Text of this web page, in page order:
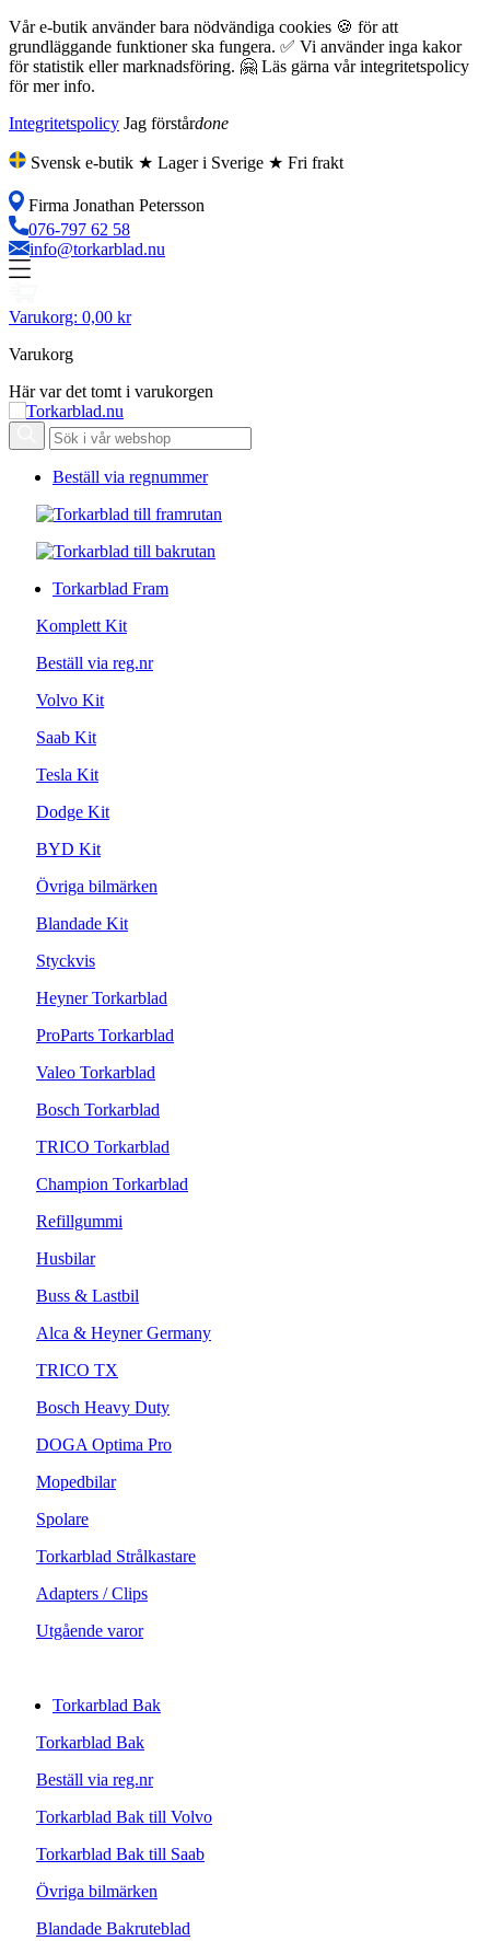
Vår e-butik använder bara nödvändiga cookies 🍪 för att
grundläggande funktioner ska fungera. ✅ Vi använder inga kakor
för statistik eller marknadsföring. 🤗 Läs gärna vår integritetspolicy
för mer info.
Integritetspolicy Jag förstårdone
Svensk e-butik ★ Lager i Sverige ★ Fri frakt
Firma Jonathan Petersson
076-797 62 58
info@torkarblad.nu
Varukorg: 0,00 kr
Varukorg
Här var det tomt i varukorgen
Beställ via regnummer
Torkarblad Fram
Komplett Kit
Beställ via reg.nr
Volvo Kit
Saab Kit
Tesla Kit
Dodge Kit
BYD Kit
Övriga bilmärken
Blandade Kit
Styckvis
Heyner Torkarblad
ProParts Torkarblad
Valeo Torkarblad
Bosch Torkarblad
TRICO Torkarblad
Champion Torkarblad
Refillgummi
Husbilar
Buss & Lastbil
Alca & Heyner Germany
TRICO TX
Bosch Heavy Duty
DOGA Optima Pro
Mopedbilar
Spolare
Torkarblad Strålkastare
Adapters / Clips
Utgående varor
Torkarblad Bak
Torkarblad Bak
Beställ via reg.nr
Torkarblad Bak till Volvo
Torkarblad Bak till Saab
Övriga bilmärken
Blandade Bakruteblad